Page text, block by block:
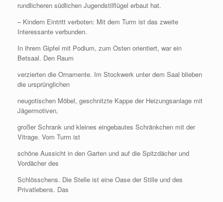
rundlicheren südlichen Jugendstilflügel erbaut hat.
– Kindern Eintritt verboten: Mit dem Turm ist das zweite
Interessante verbunden.
In ihrem Gipfel mit Podium, zum Osten orientiert, war ein
Betsaal. Den Raum
verzierten die Ornamente. Im Stockwerk unter dem Saal blieben
die ursprünglichen
neugotischen Möbel, geschnitzte Kappe der Heizungsanlage mit
Jägermotiven,
großer Schrank und kleines eingebautes Schränkchen mit der
Vitrage. Vom Turm ist
schöne Aussicht in den Garten und auf die Spitzdächer und
Vordächer des
Schlösschens. Die Stelle ist eine Oase der Stille und des
Privatlebens. Das